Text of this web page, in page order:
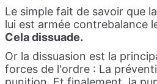
Le simple fait de savoir que
lui est armée contrebalance
Cela dissuade.
Or la dissuasion est la
forces de l'ordre : La